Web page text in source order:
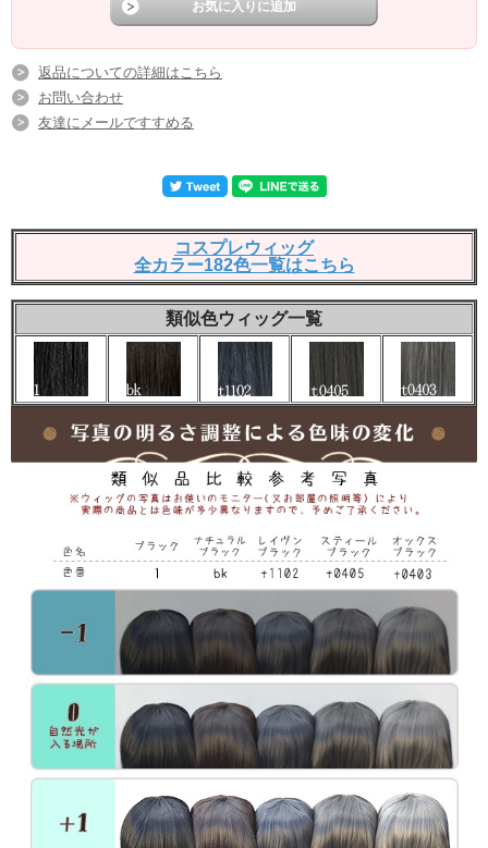
返品についての詳細はこちら
お問い合わせ
友達にメールですすめる
コスプレウィッグ
全カラー182色一覧はこちら
類似色ウィッグ一覧